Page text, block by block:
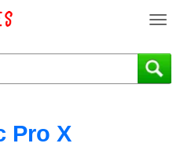
T
g
g
Pro X